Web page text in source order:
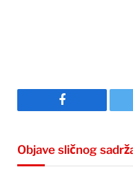
Facebook
Objave sličnog